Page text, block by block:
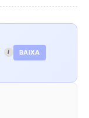
I BAIXA